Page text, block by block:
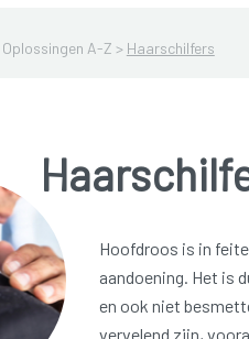
Oplossingen A-Z > Haarschilfers
Hoofdroos is in
aandoening. Het is
en ook niet
vervelend zijn,